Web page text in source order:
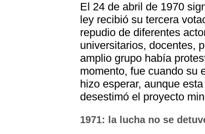
El 24 de abril de 1970
ley recibió su tercera
repudio de diferentes
universitarios, docentes,
amplio grupo había
momento, fue cuando su
hizo esperar, aunque
desestimó el proyecto
1971: la lucha no se